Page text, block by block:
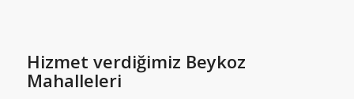
Hizmet verdiğimiz Beykoz
Mahalleleri